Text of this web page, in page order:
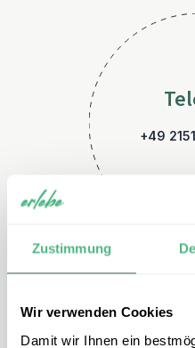
Zustimmung
Wir verwenden Cookies
Damit wir Ihnen ein
+49
E-